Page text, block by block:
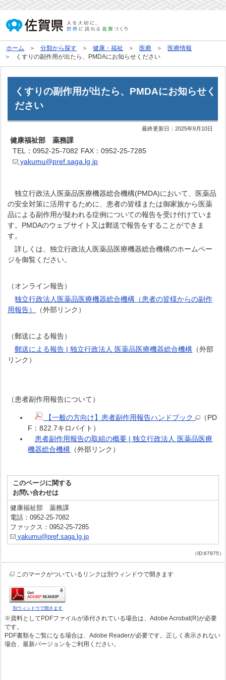
ホーム 分類から探す 健康・福祉 医療
医療情報
くすりの副作用が出たら、PMDAにお知らせください
くすりの副作用が出たら、PMDAにお知らせく
ださい
最終更新日：2025年9月10日
健康福祉部 薬務課
TEL：0952-25-7082 FAX：0952-25-7285
yakumu@pref.saga.lg.jp
独立行政法人医薬品医療機器総合機構(PMDA)において、医薬品
の安全対策に活用するために、患者の皆様または御家族から医薬
品による副作用が疑われる症例についての報告を受け付けていま
す。PMDAのウェブサイト又は郵送で報告をすることができま
す。
詳しくは、独立行政法人医薬品医療機器総合機構のホームペー
ジを御覧ください。
（オンライン報告）
独立行政法人医薬品医療機器総合機構（患者の皆様からの副作
用報告）
（外部リンク）
（郵送による報告）
郵送による報告 | 独立行政法人 医薬品医療機器総合機構 （外部
リンク）
（患者副作用報告について）
【一般の方向け】患者副作用報告ハンドブック
（PD
F：822.7キロバイト）
患者副作用報告の取組の概要 | 独立行政法人 医薬品医療
機器総合機構 （外部リンク）
このページに関する
お問い合わせは
健康福祉部 薬務課
電話：0952-25-7082
ファックス：0952-25-7285
yakumu@pref.saga.lg.jp
（ID:67975）
このマークがついているリンクは別ウィンドウで開きます
別ウィンドウで開きます
※資料としてPDFファイルが添付されている場合は、Adobe Acrobat(R)が必要
です。
PDF書類をご覧になる場合は、Adobe Readerが必要です。正しく表示されない
場合、最新バージョンをご利用ください。